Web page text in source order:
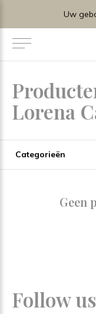
Uw
Lorena
Categorieën
Geen
Follow